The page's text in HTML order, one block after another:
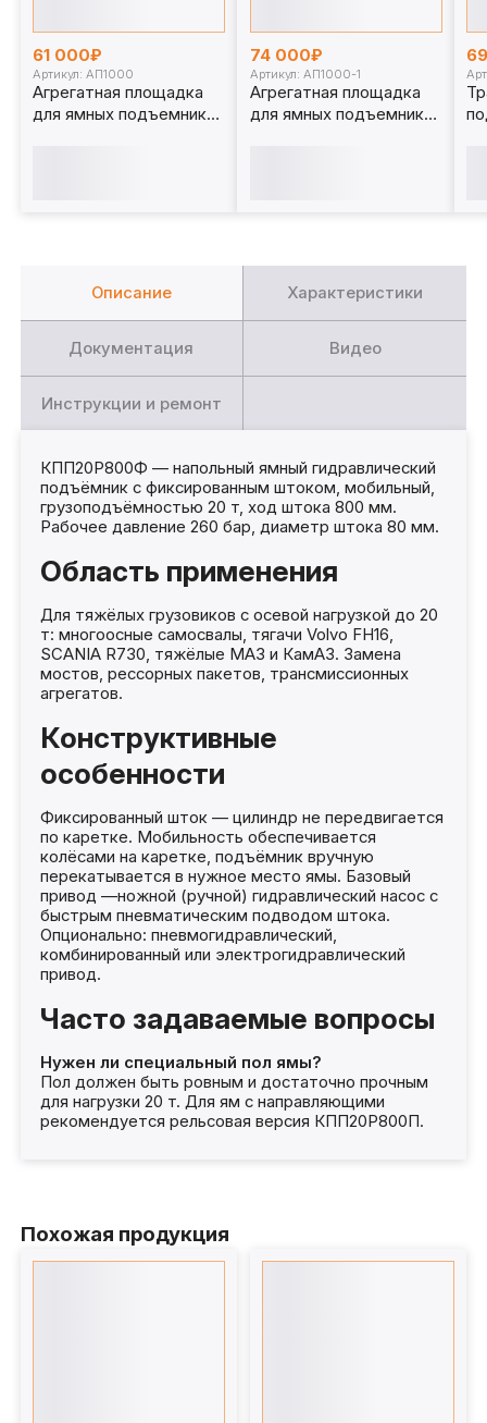
61 000₽
Артикул: АП1000
Агрегатная площадка
для ямных подъемников
74 000₽
Артикул: АП1000-1
Агрегатная площадка
для ямных подъемников
Описание Характеристики
Документация Видео
Инструкции и ремонт
КПП20Р800Ф — напольный ямный гидравлический
подъёмник с фиксированным штоком, мобильный,
грузоподъёмностью 20 т, ход штока 800 мм.
Рабочее давление 260 бар, диаметр штока 80 мм.
Область применения
Для тяжёлых грузовиков с осевой нагрузкой до 20
т: многоосные самосвалы, тягачи Volvo FH16,
SCANIA R730, тяжёлые МАЗ и КамАЗ. Замена
мостов, рессорных пакетов, трансмиссионных
агрегатов.
Конструктивные
особенности
Фиксированный шток — цилиндр не передвигается
по каретке. Мобильность обеспечивается
колёсами на каретке, подъёмник вручную
перекатывается в нужное место ямы. Базовый
привод —ножной (ручной) гидравлический насос с
быстрым пневматическим подводом штока.
Опционально: пневмогидравлический,
комбинированный или электрогидравлический
привод.
Часто задаваемые вопросы
Нужен ли специальный пол ямы?
Пол должен быть ровным и достаточно прочным
для нагрузки 20 т. Для ям с направляющими
рекомендуется рельсовая версия КПП20Р800П.
Похожая продукция